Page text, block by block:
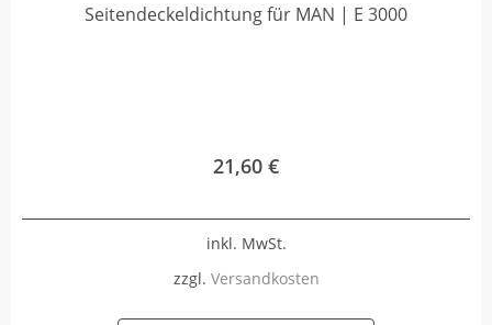
Seitendeckeldichtung für MAN | E 3000
21,60 €
inkl. MwSt.
zzgl. Versandkosten